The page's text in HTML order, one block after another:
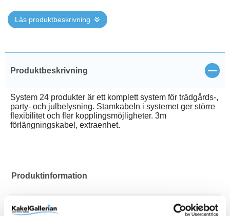
Läs produktbeskrivning
Produktbeskrivning Stäng
System 24 produkter är ett komplett system för trädgårds-,
party- och julbelysning. Stamkabeln i systemet ger större
flexibilitet och fler kopplingsmöjligheter. 3m
förlängningskabel, extraenhet.
Produktinformation